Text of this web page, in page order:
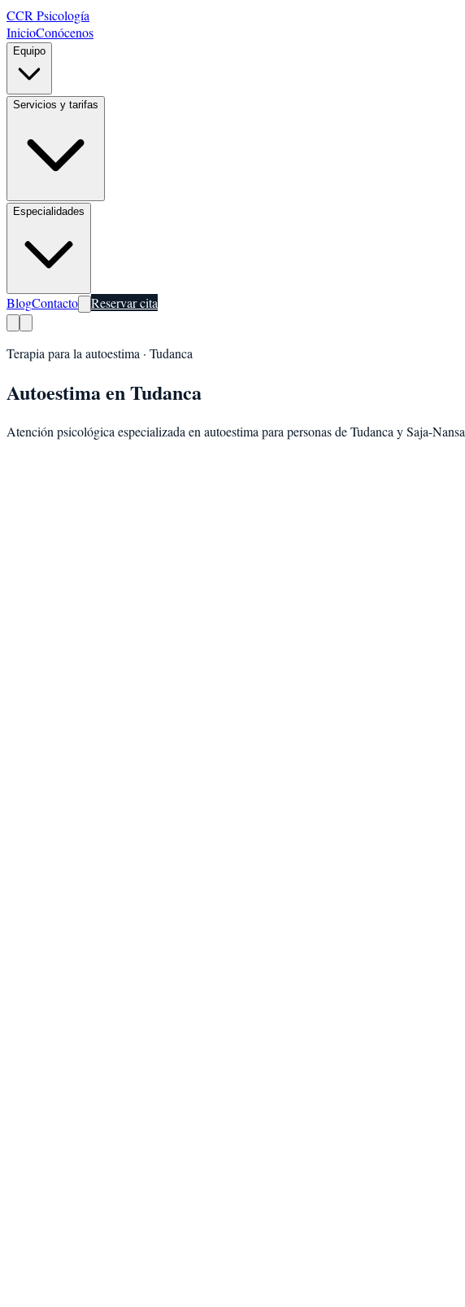
CCR Psicología
InicioConócenos
Equipo
Servicios y tarifas
Especialidades
BlogContacto Reservar cita
Terapia para la autoestima · Tudanca
AutoestimaenTudanca
Atención psicológica especializada en autoestima para personas deTudanca ySaja-Nansa